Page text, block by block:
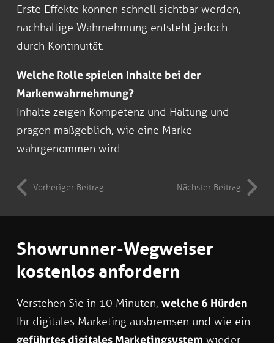
Erste Effekte können schnell sichtbar werden,
nachhaltige Wahrnehmung entsteht jedoch
durch Kontinuität.
Welche Rolle spielen Inhalte bei der
Markenwahrnehmung?
Inhalte zeigen Kompetenz und Haltung und
prägen maßgeblich, wie eine Marke
wahrgenommen wird.
Vorheriger Beitrag Nächster Beitrag
Showrunner-Wegweiser
kostenlos anfordern
Verstehen Sie in 10 Minuten, welche 6 Hürden
Ihr digitales Marketing ausbremsen und wie ein
geführtes digitales Marketingsystem wieder